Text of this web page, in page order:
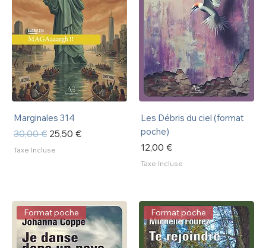
Marginales 314
Prix original
30,00 € Prix promotionnel
25,50 €
Taxe Incluse
Les Débris du ciel (format
poche)
Prix
12,00 €
Taxe Incluse
Format poche Format poche